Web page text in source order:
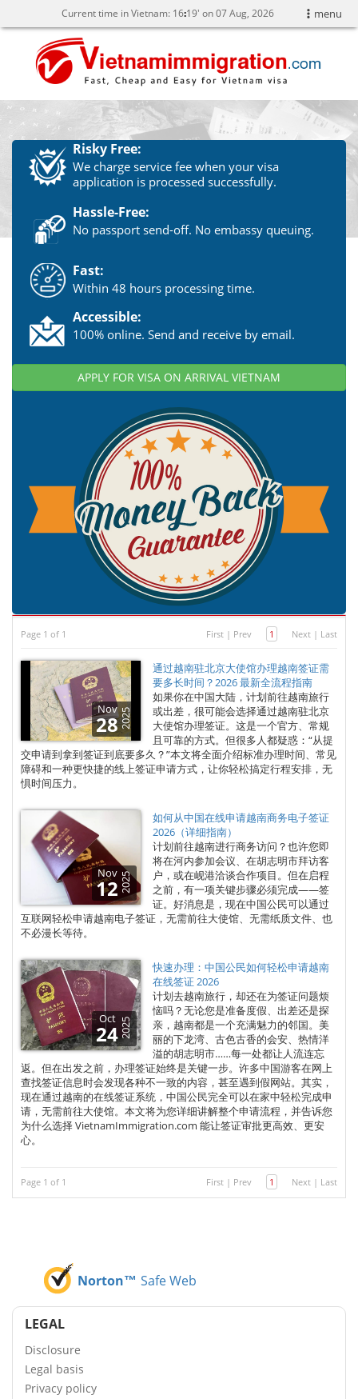
menu
Current time in Vietnam: 16 19' on 07 Aug, 2026
Risky Free:
We charge service fee when your visa
application is processed successfully.
Hassle-Free:
No passport send-off. No embassy queuing.
Fast:
Within 48 hours processing time.
Accessible:
100% online. Send and receive by email.
APPLY FOR VISA ON ARRIVAL VIETNAM
Page 1 of 1 First | Prev 1 Next | Last
Nov
282025
通过越南驻北京大使馆办理越南签证需
要多长时间？2026 最新全流程指南
如果你在中国大陆，计划前往越南旅行
或出差，很可能会选择通过越南驻北京
大使馆办理签证。这是一个官方、常规
且可靠的方式。但很多人都疑惑：“从提
交申请到拿到签证到底要多久？”本文将全面介绍标准办理时间、常见
障碍和一种更快捷的线上签证申请方式，让你轻松搞定行程安排，无
惧时间压力。
Nov
12 2025
如何从中国在线申请越南商务电子签证
2026（详细指南）
计划前往越南进行商务访问？也许您即
将在河内参加会议、在胡志明市拜访客
户，或在岘港洽谈合作项目。但在启程
之前，有一项关键步骤必须完成——签
证。好消息是，现在中国公民可以通过
互联网轻松申请越南电子签证，无需前往大使馆、无需纸质文件、也
不必漫长等待。
Oct
242025
快速办理：中国公民如何轻松申请越南
在线签证 2026
计划去越南旅行，却还在为签证问题烦
恼吗？无论您是准备度假、出差还是探
亲，越南都是一个充满魅力的邻国。美
丽的下龙湾、古色古香的会安、热情洋
溢的胡志明市……每一处都让人流连忘
返。但在出发之前，办理签证始终是关键一步。许多中国游客在网上
查找签证信息时会发现各种不一致的内容，甚至遇到假网站。其实，
现在通过越南的在线签证系统，中国公民完全可以在家中轻松完成申
请，无需前往大使馆。本文将为您详细讲解整个申请流程，并告诉您
为什么选择 VietnamImmigration.com 能让签证审批更高效、更安
心。
Page 1 of 1 First | Prev 1 Next | Last
Norton™ Safe Web
LEGAL
Disclosure
Legal basis
Privacy policy